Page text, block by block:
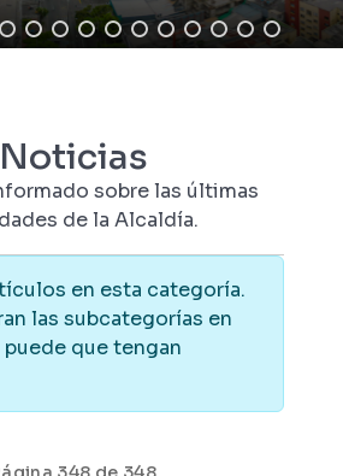
Noticias
sobre las últimas
de la Alcaldía.
en esta categoría.
las subcategorías en
puede que tengan